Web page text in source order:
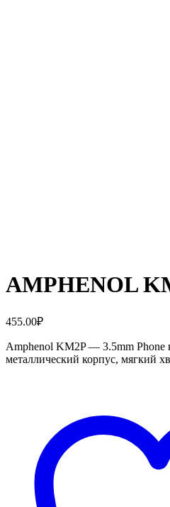
AMPHENOL
455.00₽
Amphenol KM2P — 3.5mm Phone
металлический корпус, мягкий